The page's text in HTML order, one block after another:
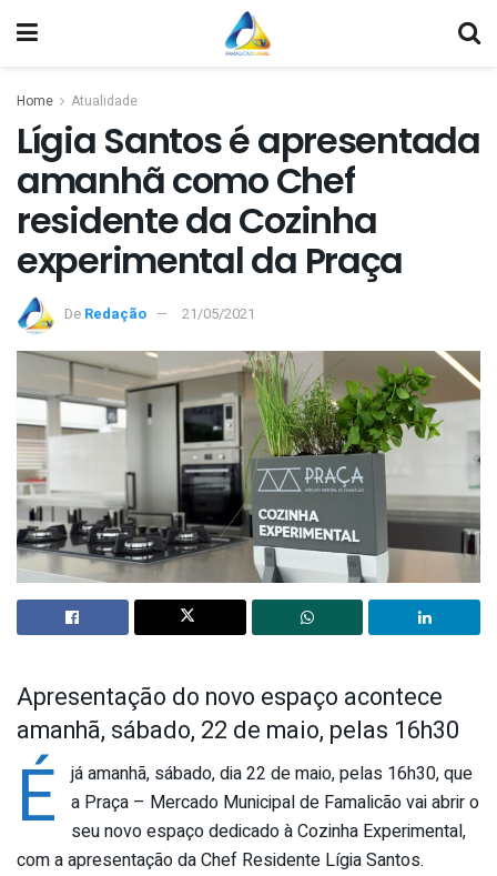
Home Atualidade
Lígia Santos é apresentada
amanhã como Chef
residente da Cozinha
experimental da Praça
De Redação 21/05/2021
Apresentação do novo espaço acontece
amanhã, sábado, 22 de maio, pelas 16h30
É
já amanhã, sábado, dia 22 de maio, pelas 16h30, que
a Praça – Mercado Municipal de Famalicão vai abrir o
seu novo espaço dedicado à Cozinha Experimental,
com a apresentação da Chef Residente Lígia Santos.